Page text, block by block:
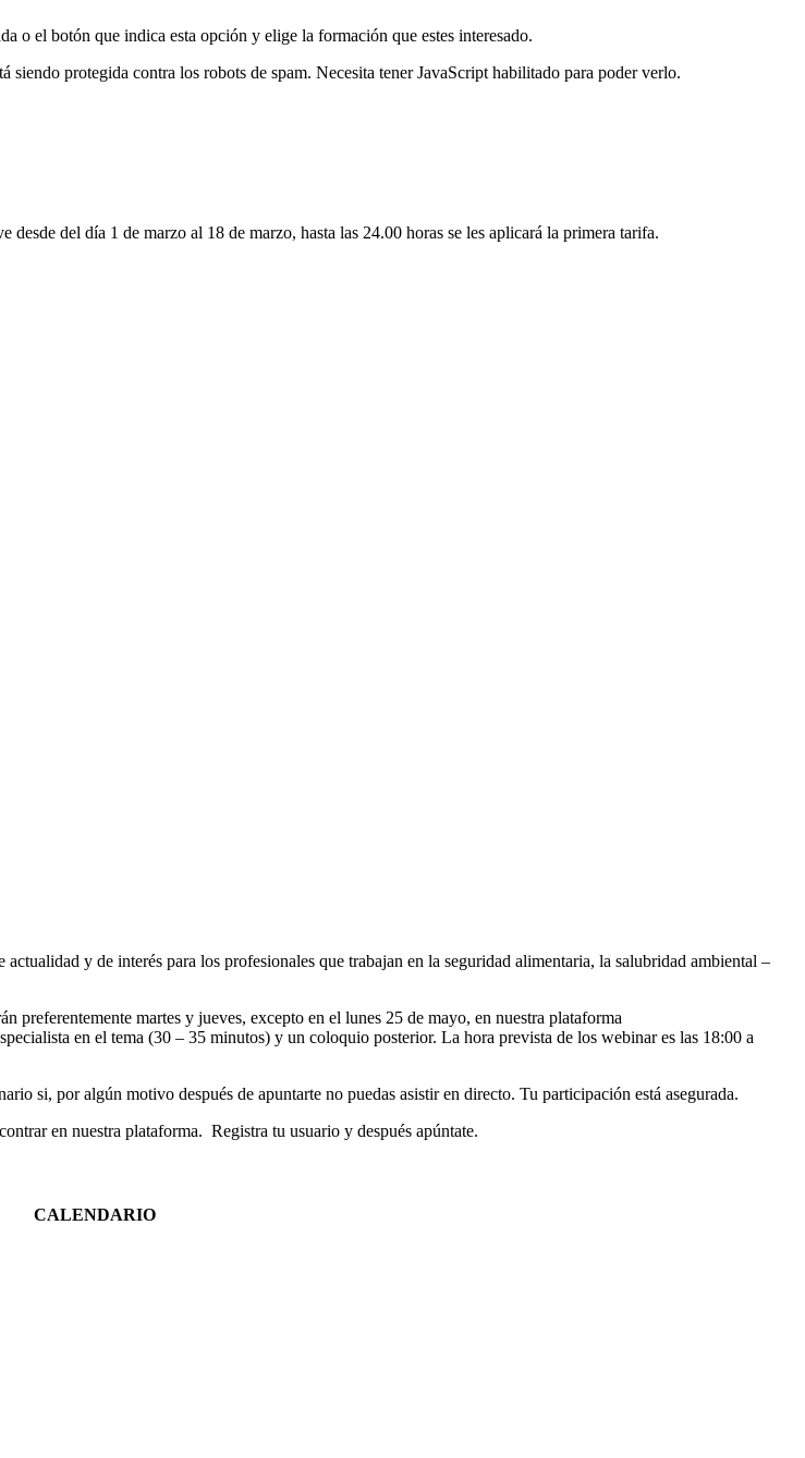
o el botón que indica esta opción y elige la formación que estes interesado.
siendo protegida contra los robots de spam. Necesita tener JavaScript habilitado para poder verlo.
del día 1 de marzo al 18 de marzo, hasta las 24.00 horas se les aplicará la primera tarifa.
y de interés para los profesionales que trabajan en la seguridad alimentaria, la salubridad ambiental –
martes y jueves, excepto en el lunes 25 de mayo, en nuestra plataforma
en el tema (30 – 35 minutos) y un coloquio posterior. La hora prevista de los webinar es las 18:00 a
si, por algún motivo después de apuntarte no puedas asistir en directo. Tu participación está asegurada.
en nuestra plataforma. Registra tu usuario y después apúntate.
CALENDARIO